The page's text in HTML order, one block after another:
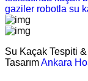
gaziler robotla su
Su Kaçak Tespiti &
TasarımAnkara